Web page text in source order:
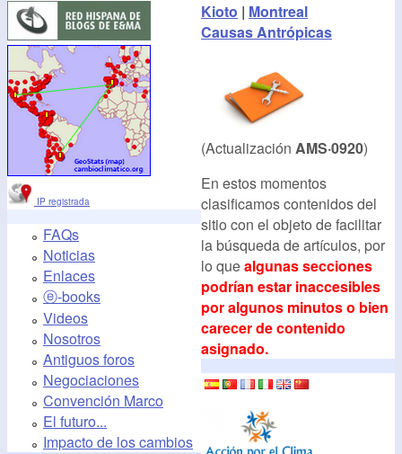
IP registrada
FAQs
Noticias
Enlaces
ⓔ-books
Videos
Nosotros
Antiguos foros
Negociaciones
Convención Marco
El futuro...
Impacto de los cambios
Kioto | Montreal
Causas Antrópicas
(Actualización AMS·0920)
En estos momentos
clasificamos contenidos del
sitio con el objeto de facilitar
la búsqueda de artículos, por
lo quealgunas secciones
podrían estar inaccesibles
por algunos minutos o bien
carecer de contenido
asignado.